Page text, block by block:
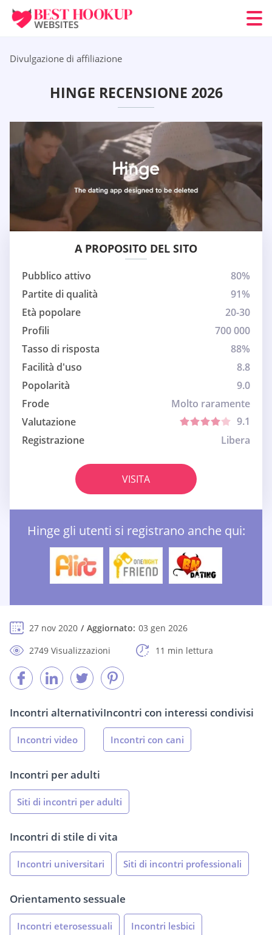
Divulgazione di affiliazione
HINGE RECENSIONE 2026
A PROPOSITO DEL SITO
Pubblico attivo
80%
Partite di qualità
91%
Età popolare
20-30
Profili
700 000
Tasso di risposta
88%
Facilità d'uso
8.8
Popolarità
9.0
Frode
Molto raramente
Valutazione
9.1
Registrazione
Libera
VISITA
Hinge gli utenti si registrano anche qui:
27 nov 2020 Aggiornato: 03 gen 2026
2749 Visualizzazioni
11 min lettura
Incontri alternativi
Incontri video
Incontri con interessi condivisi
Incontri con cani
Incontri per adulti
Siti di incontri per adulti
Incontri di stile di vita
Incontri universitari Siti di incontri professionali
Orientamento sessuale
Incontri eterosessuali Incontri lesbici